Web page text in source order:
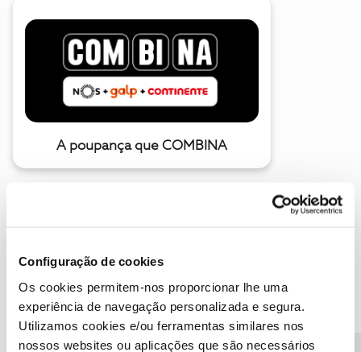
Configuração de cookies
Os cookies permitem-nos proporcionar lhe uma
experiência de navegação personalizada e segura.
Utilizamos cookies e/ou ferramentas similares nos
nossos websites ou aplicações que são necessários
A poupança que COMBINA
Descubra as novidades de julho